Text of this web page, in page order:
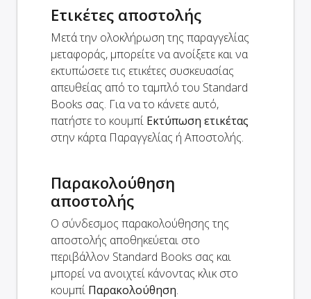
Ετικέτες αποστολής
Μετά την ολοκλήρωση της παραγγελίας
μεταφοράς, μπορείτε να ανοίξετε και να
εκτυπώσετε τις ετικέτες συσκευασίας
απευθείας από το ταμπλό του Standard
Books σας. Για να το κάνετε αυτό,
πατήστε το κουμπί Εκτύπωση ετικέτας
στην κάρτα Παραγγελίας ή Αποστολής.
Παρακολούθηση
αποστολής
Ο σύνδεσμος παρακολούθησης της
αποστολής αποθηκεύεται στο
περιβάλλον Standard Books σας και
μπορεί να ανοιχτεί κάνοντας κλικ στο
κουμπί Παρακολούθηση.